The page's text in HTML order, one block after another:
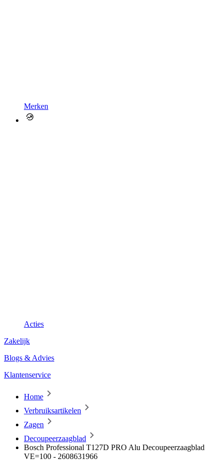
Merken
Acties
Zakelijk
Blogs & Advies
Klantenservice
Home
Verbruiksartikelen
Zagen
Decoupeerzaagblad
Bosch Professional T127D PRO Alu Decoupeerzaagblad
VE=100 - 2608631966